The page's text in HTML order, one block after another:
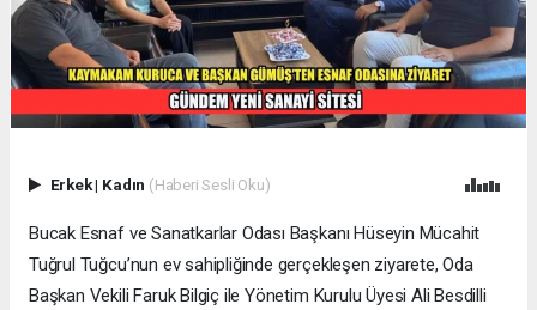
Erkek| Kadın (Haberi Sesli Oku)
Bucak Esnaf ve Sanatkarlar Odası Başkanı Hüseyin Mücahit
Tuğrul Tuğcu’nun ev sahipliğinde gerçekleşen ziyarete, Oda
Başkan Vekili Faruk Bilgiç ile Yönetim Kurulu Üyesi Ali Besdilli